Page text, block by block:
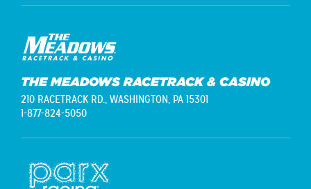
THE MEADOWS RACETRACK & CASINO
210 RACETRACK RD., WASHINGTON, PA 15301
1-877-824-5050